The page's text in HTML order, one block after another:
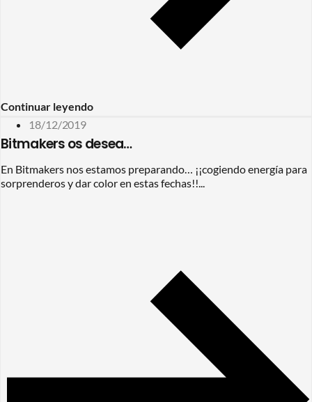
Continuar leyendo
18/12/2019
Bitmakers os desea…
En Bitmakers nos estamos preparando… ¡¡cogiendo energía para
sorprenderos y dar color en estas fechas!!...